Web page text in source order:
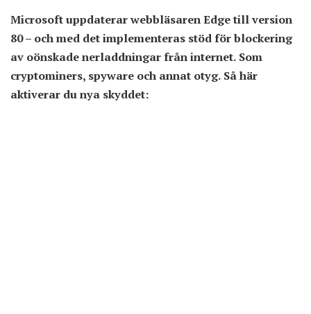
Microsoft uppdaterar webbläsaren Edge till version
80 – och med det implementeras stöd för blockering
av oönskade nerladdningar från internet. Som
cryptominers, spyware och annat otyg. Så här
aktiverar du nya skyddet: